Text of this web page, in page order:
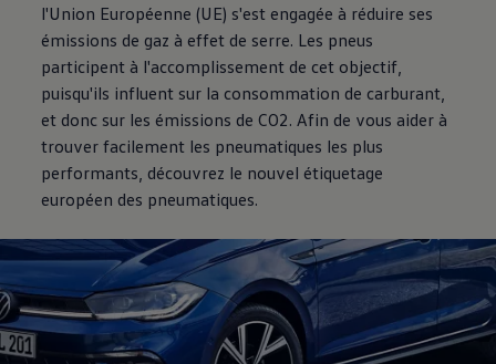
l'Union Européenne (UE) s'est engagée à réduire ses
émissions de gaz à effet de serre. Les pneus
participent à l'accomplissement de cet objectif,
puisqu'ils influent sur la consommation de carburant,
et donc sur les émissions de CO2. Afin de vous aider à
trouver facilement les pneumatiques les plus
performants, découvrez le nouvel étiquetage
européen des pneumatiques.